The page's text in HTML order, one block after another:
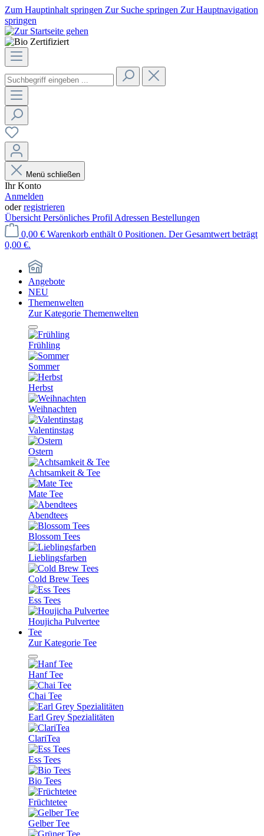
Zum Hauptinhalt springen Zur Suche springen Zur Hauptnavigation
springen
Menü schließen
Ihr Konto
Anmelden
oderregistrieren
Übersicht Persönliches Profil Adressen Bestellungen
0,00 € Warenkorb enthält 0 Positionen. Der Gesamtwert beträgt
0,00 €.
Angebote
NEU
Themenwelten
Zur Kategorie Themenwelten
Frühling
Sommer
Herbst
Weihnachten
Valentinstag
Ostern
Achtsamkeit & Tee
Mate Tee
Abendtees
Blossom Tees
Lieblingsfarben
Cold Brew Tees
Ess Tees
Houjicha Pulvertee
Tee
Zur Kategorie Tee
Hanf Tee
Chai Tee
Earl Grey Spezialitäten
ClariTea
Ess Tees
Bio Tees
Früchtetee
Gelber Tee